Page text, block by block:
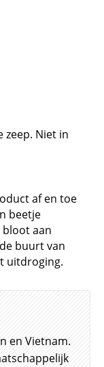
zeep. Niet in
af en toe
beetje
aan
buurt van
uitdroging.
en Vietnam.